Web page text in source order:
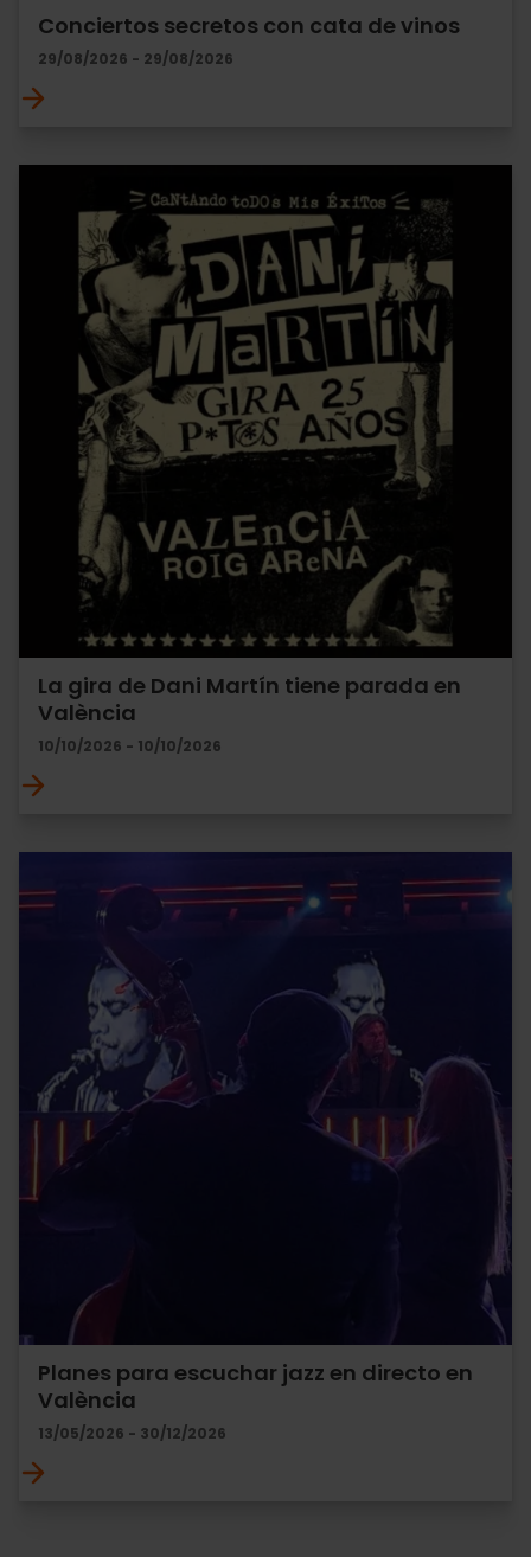
Conciertos secretos con cata de vinos
29/08/2026 - 29/08/2026
La gira de Dani Martín tiene parada en
València
10/10/2026 - 10/10/2026
Planes para escuchar jazz en directo en
València
13/05/2026 - 30/12/2026